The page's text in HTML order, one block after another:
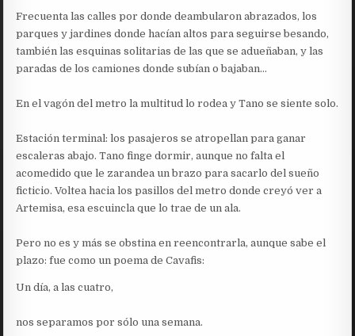
Frecuenta las calles por donde deambularon abrazados, los
parques y jardines donde hacían altos para seguirse besando,
también las esquinas solitarias de las que se adueñaban, y las
paradas de los camiones donde subían o bajaban…
En el vagón del metro la multitud lo rodea y Tano se siente solo.
Estación terminal: los pasajeros se atropellan para ganar
escaleras abajo. Tano finge dormir, aunque no falta el
acomedido que le zarandea un brazo para sacarlo del sueño
ficticio. Voltea hacia los pasillos del metro donde creyó ver a
Artemisa, esa escuincla que lo trae de un ala.
Pero no es y más se obstina en reencontrarla, aunque sabe el
plazo: fue como un poema de Cavafis:
Un día, a las cuatro,
nos separamos por sólo una semana.